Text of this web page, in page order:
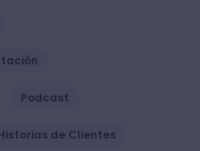
Podcast
de Clientes